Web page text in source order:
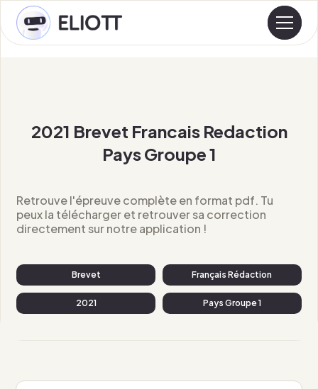
2021 Brevet Francais Redaction
Pays Groupe 1
Retrouve l'épreuve complète en format pdf. Tu
peux la télécharger et retrouver sa correction
directement sur notre application !
Brevet Français Rédaction
2021 Pays Groupe 1